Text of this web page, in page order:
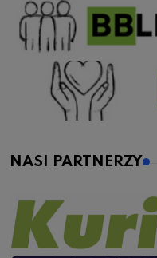
NASI PARTNERZY